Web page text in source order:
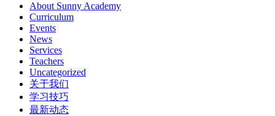
About Sunny Academy
Curriculum
Events
News
Services
Teachers
Uncategorized
关于我们
学习技巧
最新动态